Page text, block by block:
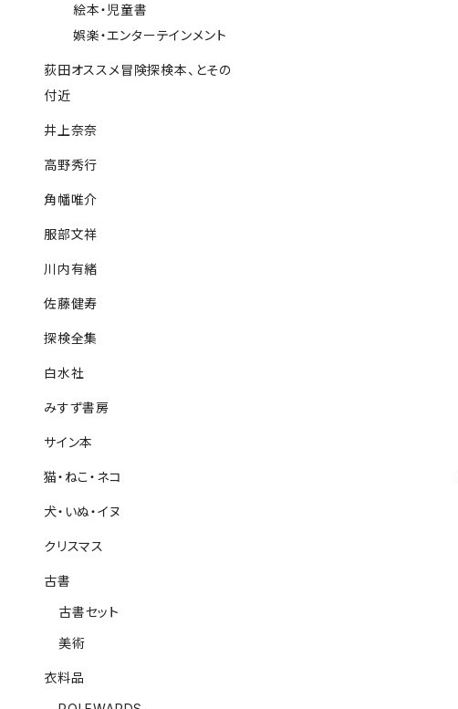
絵本・児童書
娯楽・エンターテインメント
荻田オススメ冒険探検本、とその
付近
井上奈奈
高野秀行
角幡唯介
服部文祥
川内有緒
佐藤健寿
探検全集
白水社
みすず書房
サイン本
猫・ねこ・ネコ
犬・いぬ・イヌ
クリスマス
古書
古書セット
美術
衣料品